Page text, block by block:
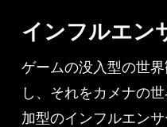
インフルエン
ゲームの没入型の世
し、それをカメナの
加型のインフルエン